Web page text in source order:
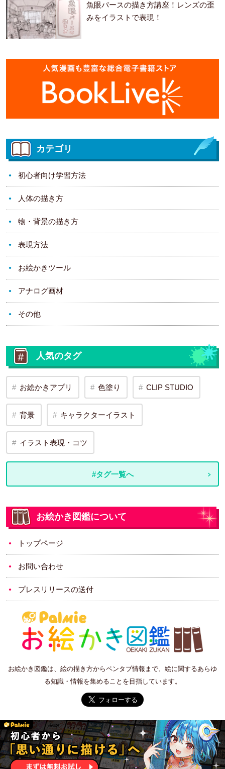
魚眼パースの描き方講座！レンズの歪
みをイラストで表現！
カテゴリ
初心者向け学習方法
人体の描き方
物・背景の描き方
表現方法
お絵かきツール
アナログ画材
その他
人気のタグ
お絵かきアプリ 色塗り CLIP STUDIO
背景 キャラクターイラスト
イラスト表現・コツ
#タグ一覧へ
お絵かき図鑑について
トップページ
お問い合わせ
プレスリリースの送付
お絵かき図鑑は、絵の描き方からペンタブ情報まで、絵に関するあらゆ
る知識・情報を集めることを目指しています。